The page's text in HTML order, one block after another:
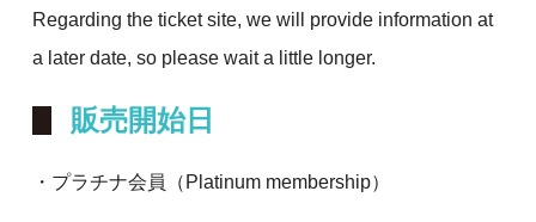
Regarding the ticket site, we will provide information at
a later date, so please wait a little longer.
販売開始日
・プラチナ会員（Platinum membership）